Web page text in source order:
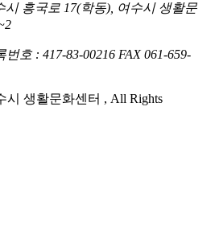
흥국로 17(학동), 여수시 생활문
번호 : 417-83-00216 FAX 061-659-
시 생활문화센터 , All Rights